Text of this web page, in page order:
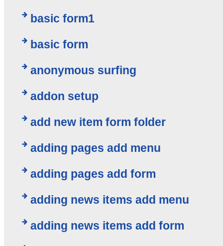
basic form1
basic form
anonymous surfing
addon setup
add new item form folder
adding pages add menu
adding pages add form
adding news items add menu
adding news items add form